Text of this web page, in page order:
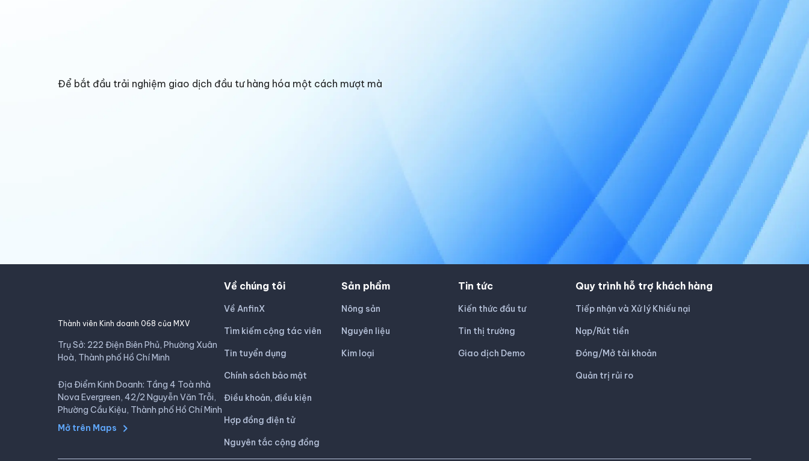
Để bắt đầu trải nghiệm giao dịch đầu tư hàng hóa một cách mượt mà
Thành viên Kinh doanh 068 của MXV
Trụ Sở: 222 Điện Biên Phủ, Phường Xuân
Hoà, Thành phố Hồ Chí Minh
Địa Điểm Kinh Doanh: Tầng 4 Toà nhà
Nova Evergreen, 42/2 Nguyễn Văn Trỗi,
Phường Cầu Kiệu, Thành phố Hồ Chí Minh
Mở trên Maps
Về chúng tôi
Về AnfinX
Tìm kiếm cộng tác viên
Tin tuyển dụng
Chính sách bảo mật
Điều khoản, điều kiện
Hợp đồng điện tử
Nguyên tắc cộng đồng
Sản phẩm
Nông sản
Nguyên liệu
Kim loại
Tin tức
Kiến thức đầu tư
Tin thị trường
Giao dịch Demo
Quy trình hỗ trợ khách hàng
Tiếp nhận và Xử lý Khiếu nại
Nạp/Rút tiền
Đóng/Mở tài khoản
Quản trị rủi ro